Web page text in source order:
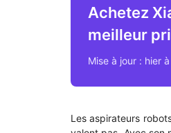
Achetez
meilleur
Mise à jour : hier
Les aspirateurs